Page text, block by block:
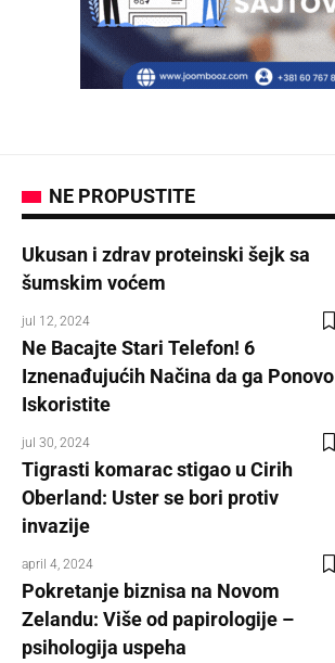
NE PROPUSTITE
Ukusan i zdrav proteinski šejk sa
šumskim voćem
jul 12, 2024
Ne Bacajte Stari Telefon! 6
Iznenađujućih Načina da ga Ponovo
Iskoristite
jul 30, 2024
Tigrasti komarac stigao u Cirih
Oberland: Uster se bori protiv
invazije
april 4, 2024
Pokretanje biznisa na Novom
Zelandu: Više od papirologije –
psihologija uspeha